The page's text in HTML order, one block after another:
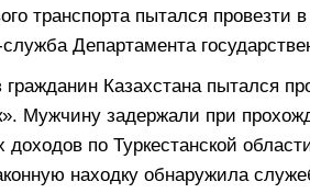
транспорта пытался провезти
Департамента
гражданин Казахстана пытался
Мужчину задержали при
доходов по Туркестанской
находку обнаружила